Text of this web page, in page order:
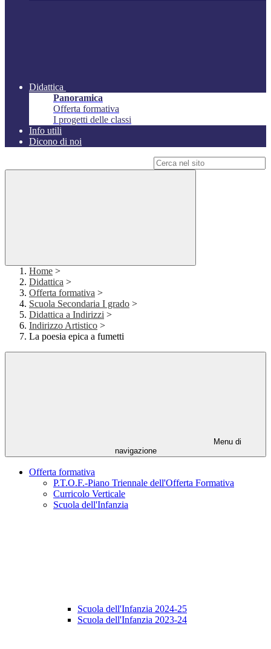
Didattica
Panoramica
Offerta formativa
I progetti delle classi
Info utili
Dicono di noi
Home >
Didattica >
Offerta formativa >
Scuola Secondaria I grado >
Didattica a Indirizzi >
Indirizzo Artistico >
La poesia epica a fumetti
Menu di
navigazione
Offerta formativa
P.T.O.F.-Piano Triennale dell'Offerta Formativa
Curricolo Verticale
Scuola dell'Infanzia
Scuola dell'Infanzia 2024-25
Scuola dell'Infanzia 2023-24